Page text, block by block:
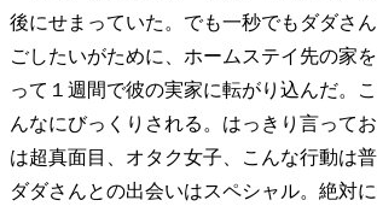
後にせまっていた。でも一秒でもダダさ
ごしたいがために、ホームステイ先の家
って１週間で彼の実家に転がり込んだ。
んなにびっくりされる。はっきり言って
は超真面目、オタク女子、こんな行動は
ダダさんとの出会いはスペシャル。絶対